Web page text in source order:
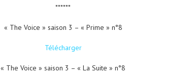
******
« The Voice » saison 3 – « Prime » n°8
Télécharger
« The Voice » saison 3 – « La Suite » n°8